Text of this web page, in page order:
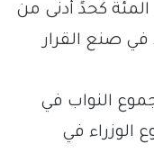
وكان من شأن نظام الحصص هذا أن يكفل 30 في المئة كحدٍّ أدنى من
صنع القرار
3.1 في المئة من مجموع النواب في
المئة من مجموع الوزراء في